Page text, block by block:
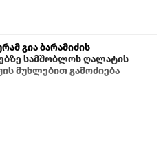
გია ბარამიძის
სამშობლოს ღალატის
მუხლებით გამოძიება